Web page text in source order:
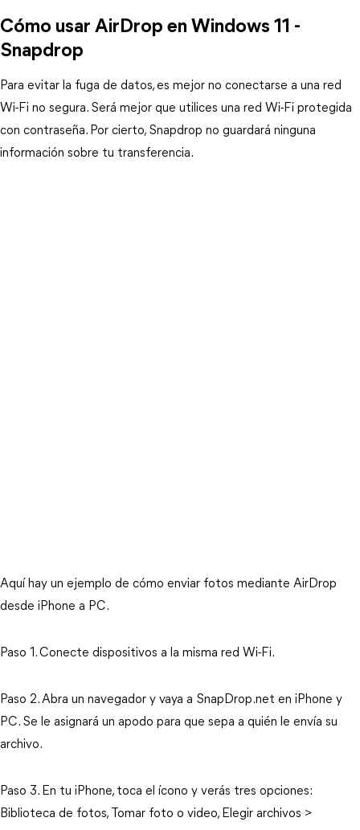
Cómo usar AirDrop en Windows 11 -
Snapdrop
Para evitar la fuga de datos, es mejor no conectarse a una red
Wi-Fi no segura. Será mejor que utilices una red Wi-Fi protegida
con contraseña. Por cierto, Snapdrop no guardará ninguna
información sobre tu transferencia.
Aquí hay un ejemplo de cómo enviar fotos mediante AirDrop
desde iPhone a PC.
Paso 1. Conecte dispositivos a la misma red Wi-Fi.
Paso 2. Abra un navegador y vaya a SnapDrop.net en iPhone y
PC. Se le asignará un apodo para que sepa a quién le envía su
archivo.
Paso 3. En tu iPhone, toca el ícono y verás tres opciones:
Biblioteca de fotos, Tomar foto o video, Elegir archivos >